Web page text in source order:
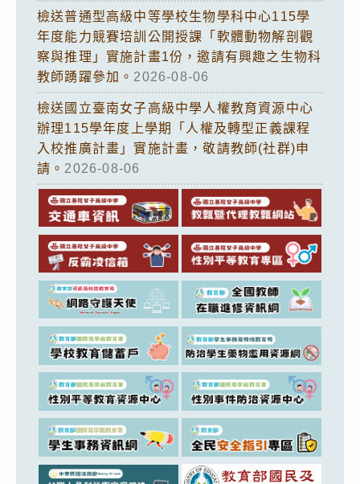
檢送普通型高級中等學校生物學科中心115學
年度能力競賽培訓公開授課「軟體動物解剖觀
察與推理」實施計畫1份，邀請有興趣之生物科
教師踴躍參加。 2026-08-06
檢送國立臺南女子高級中學人權教育資源中心
辦理115學年度上學期「人權及轉型正義課程
入校推廣計畫」實施計畫，敬請教師(社群)申
請。 2026-08-06